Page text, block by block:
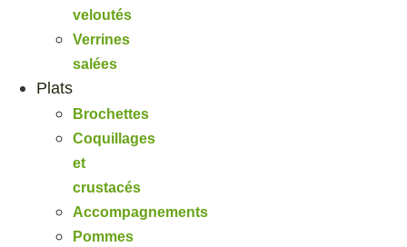
veloutés
Verrines
salées
Plats
Brochettes
Coquillages
et
crustacés
Accompagnements
Pommes